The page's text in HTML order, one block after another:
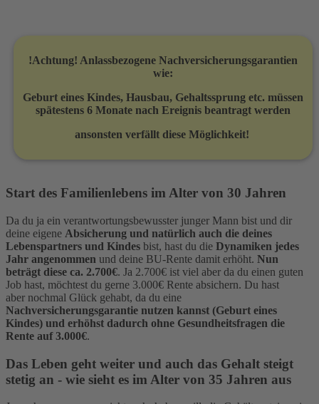
!Achtung! Anlassbezogene Nachversicherungsgarantien
wie:
Geburt eines Kindes, Hausbau, Gehaltssprung etc. müssen
spätestens 6 Monate nach Ereignis beantragt werden
ansonsten verfällt diese Möglichkeit!
Start des Familienlebens im Alter von 30 Jahren
Da du ja ein verantwortungsbewusster junger Mann bist und dir
deine eigene Absicherung und natürlich auch die deines
Lebenspartners und Kindes bist, hast du die Dynamiken jedes
Jahr angenommen und deine BU-Rente damit erhöht. Nun
beträgt diese ca. 2.700€. Ja 2.700€ ist viel aber da du einen guten
Job hast, möchtest du gerne 3.000€ Rente absichern. Du hast
aber nochmal Glück gehabt, da du eine
Nachversicherungsgarantie nutzen kannst (Geburt eines
Kindes) und erhöhst dadurch ohne Gesundheitsfragen die
Rente auf 3.000€.
Das Leben geht weiter und auch das Gehalt steigt
stetig an - wie sieht es im Alter von 35 Jahren aus